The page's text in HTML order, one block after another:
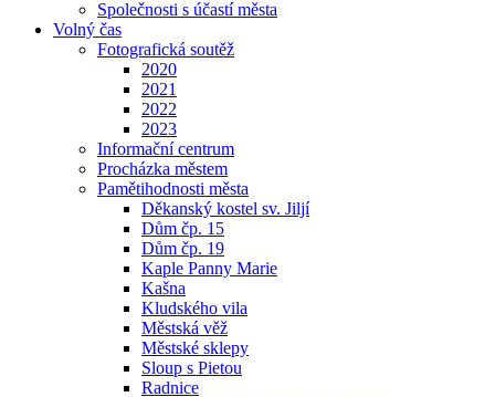
Společnosti s účastí města
Volný čas
Fotografická soutěž
2020
2021
2022
2023
Informační centrum
Procházka městem
Pamětihodnosti města
Děkanský kostel sv. Jiljí
Dům čp. 15
Dům čp. 19
Kaple Panny Marie
Kašna
Kludského vila
Městská věž
Městské sklepy
Sloup s Pietou
Radnice